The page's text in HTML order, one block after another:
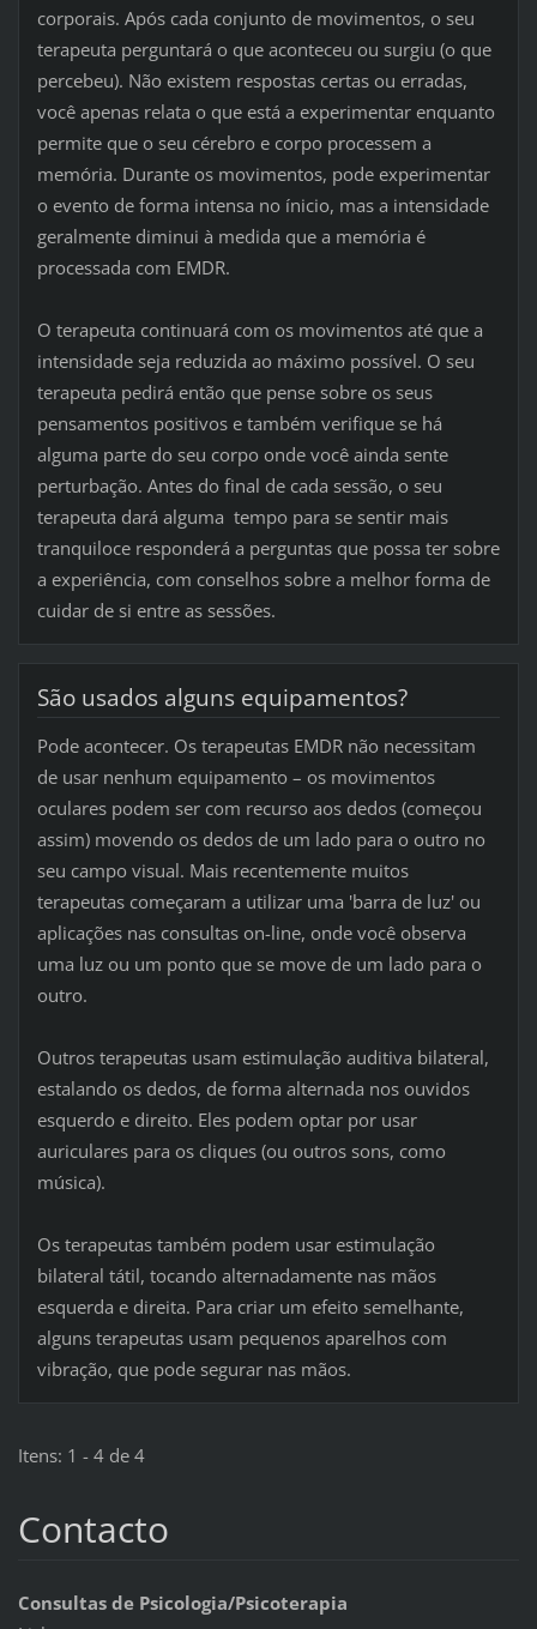
corporais. Após cada conjunto de movimentos, o seu
terapeuta perguntará o que aconteceu ou surgiu (o que
percebeu). Não existem respostas certas ou erradas,
você apenas relata o que está a experimentar enquanto
permite que o seu cérebro e corpo processem a
memória. Durante os movimentos, pode experimentar
o evento de forma intensa no ínicio, mas a intensidade
geralmente diminui à medida que a memória é
processada com EMDR.
O terapeuta continuará com os movimentos até que a
intensidade seja reduzida ao máximo possível. O seu
terapeuta pedirá então que pense sobre os seus
pensamentos positivos e também verifique se há
alguma parte do seu corpo onde você ainda sente
perturbação. Antes do final de cada sessão, o seu
terapeuta dará alguma tempo para se sentir mais
tranquiloce responderá a perguntas que possa ter sobre
a experiência, com conselhos sobre a melhor forma de
cuidar de si entre as sessões.
São usados alguns equipamentos?
Pode acontecer. Os terapeutas EMDR não necessitam
de usar nenhum equipamento – os movimentos
oculares podem ser com recurso aos dedos (começou
assim) movendo os dedos de um lado para o outro no
seu campo visual. Mais recentemente muitos
terapeutas começaram a utilizar uma 'barra de luz' ou
aplicações nas consultas on-line, onde você observa
uma luz ou um ponto que se move de um lado para o
outro.
Outros terapeutas usam estimulação auditiva bilateral,
estalando os dedos, de forma alternada nos ouvidos
esquerdo e direito. Eles podem optar por usar
auriculares para os cliques (ou outros sons, como
música).
Os terapeutas também podem usar estimulação
bilateral tátil, tocando alternadamente nas mãos
esquerda e direita. Para criar um efeito semelhante,
alguns terapeutas usam pequenos aparelhos com
vibração, que pode segurar nas mãos.
Itens: 1 - 4 de 4
Contacto
Consultas de Psicologia/Psicoterapia